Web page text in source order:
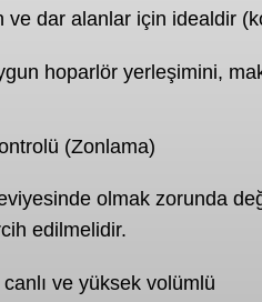
ve dar alanlar için idealdir
hoparlör yerleşimini,
(Zonlama)
olmak zorunda
edilmelidir.
ve yüksek volümlü